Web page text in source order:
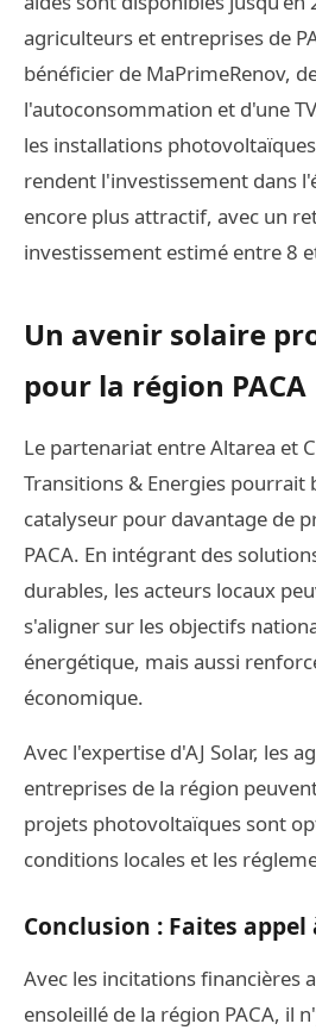
agriculteurs et entreprises de
bénéficier de MaPrimeRenov,
l'autoconsommation et d'une
les installations
rendent l'investissement dans
encore plus attractif, avec un
investissement estimé entre 8
Un avenir solaire
pour la région PACA
Le partenariat entre Altarea et
Transitions & Energies pourrait
catalyseur pour davantage de
PACA. En intégrant des
durables, les acteurs locaux
s'aligner sur les objectifs
énergétique, mais aussi
économique.
Avec l'expertise d'AJ Solar, les
entreprises de la région
projets photovoltaïques sont
conditions locales et les
Conclusion : Faites appel
Avec les incitations financières
ensoleillé de la région PACA, il